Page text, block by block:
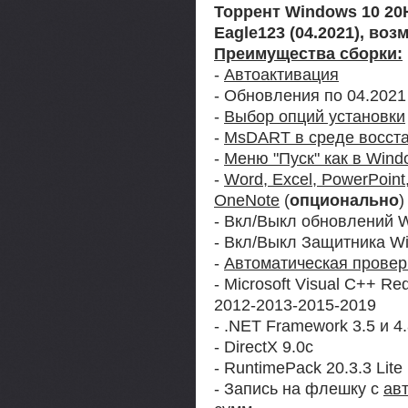
Торрент Windows 10
Eagle123 (04.2021),
Преимущества сборки:
- Автоактивация
- Обновления по 04.2021
- Выбор опций установки
- MsDART в среде
- Меню "Пуск" как в
- Word, Excel,
OneNote (опционально)
- Вкл/Выкл обновлений
- Вкл/Выкл Защитника
- Автоматическая
- Microsoft Visual C++
2012-2013-2015-2019
- .NET Framework 3.5 и
- DirectX 9.0c
- RuntimePack 20.3.3 Lite
- Запись на флешку с